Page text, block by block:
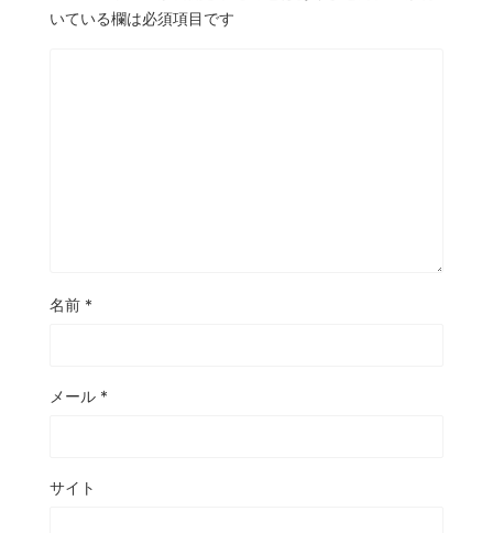
いている欄は必須項目です
名前 *
メール *
サイト